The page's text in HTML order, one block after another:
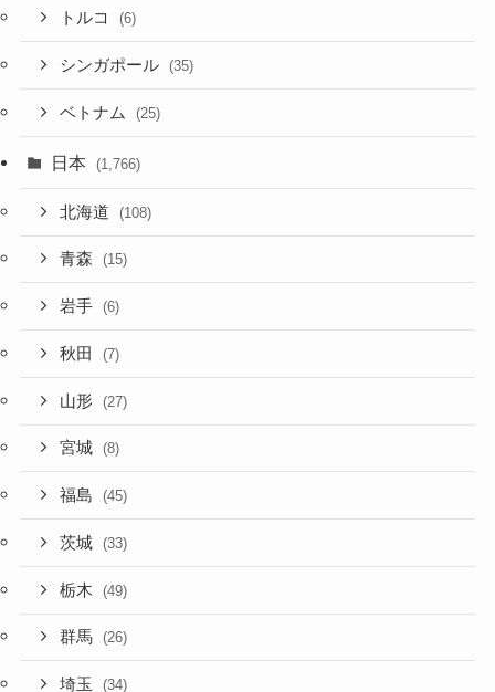
トルコ (6)
シンガポール (35)
ベトナム (25)
日本 (1,766)
北海道 (108)
青森 (15)
岩手 (6)
秋田 (7)
山形 (27)
宮城 (8)
福島 (45)
茨城 (33)
栃木 (49)
群馬 (26)
埼玉 (34)